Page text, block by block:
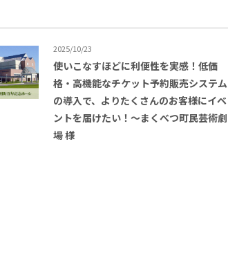
2025/10/23
使いこなすほどに利便性を実感！低価
格・高機能なチケット予約販売システム
の導入で、よりたくさんのお客様にイベ
ントを届けたい！〜まくべつ町民芸術劇
場 様